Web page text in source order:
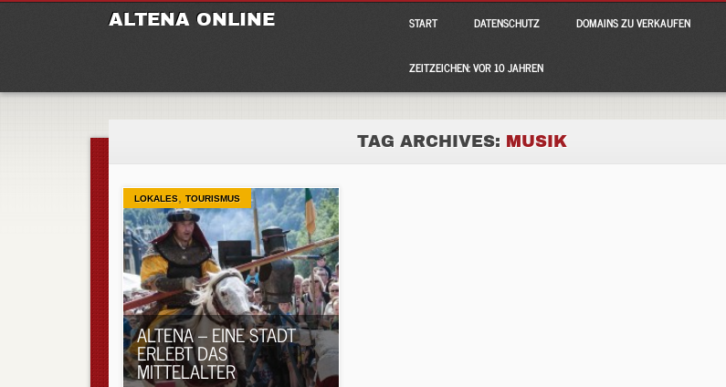
ALTENA ONLINE Main menu
START DATENSCHUTZ DOMAINS ZU VERKAUFEN
ZEITZEICHEN: VOR 10 JAHREN
TAG ARCHIVES: MUSIK
LOKALES ,TOURISMUS
ALTENA – EINE STADT
ERLEBT DAS
MITTELALTER